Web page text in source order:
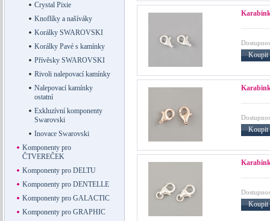
Crystal Pixie
Knoflíky a našíváky
Korálky SWAROVSKI
Korálky Pavé s kamínky
Přívěsky SWAROVSKI
Rivoli nalepovací kamínky
Nalepovací kamínky
ostatní
Exkluzívní komponenty
Swarovski
Inovace Swarovski
Komponenty pro
ČTVEREČEK
Komponenty pro DELTU
Komponenty pro DENTELLE
Komponenty pro GALACTIC
Komponenty pro GRAPHIC
Koupit
Koupit
Koupit